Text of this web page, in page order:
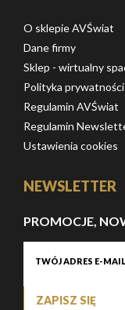
O sklepie AVŚwiat
Dane firmy
Sklep - wirtualny
Polityka prywatności
Regulamin AVŚwiat
Regulamin
Ustawienia cookies
NEWSLETTER
PROMOCJE,
ZAPISZ SIĘ